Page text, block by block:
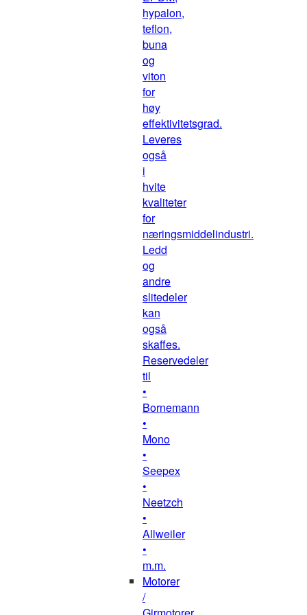
hypalon,
teflon,
buna
og
viton
for
høy
effektivitetsgrad.
Leveres
også
i
hvite
kvaliteter
for
næringsmiddelindustri.
Ledd
og
andre
slitedeler
kan
også
skaffes.
Reservedeler
til
•
Bornemann
•
Mono
•
Seepex
•
Neetzch
•
Allweiler
•
m.m.
Motorer
/